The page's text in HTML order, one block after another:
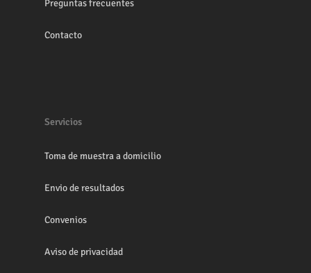
Preguntas frecuentes
Contacto
Servicios
Toma de muestra a domicilio
Envio de resultados
Convenios
Aviso de privacidad